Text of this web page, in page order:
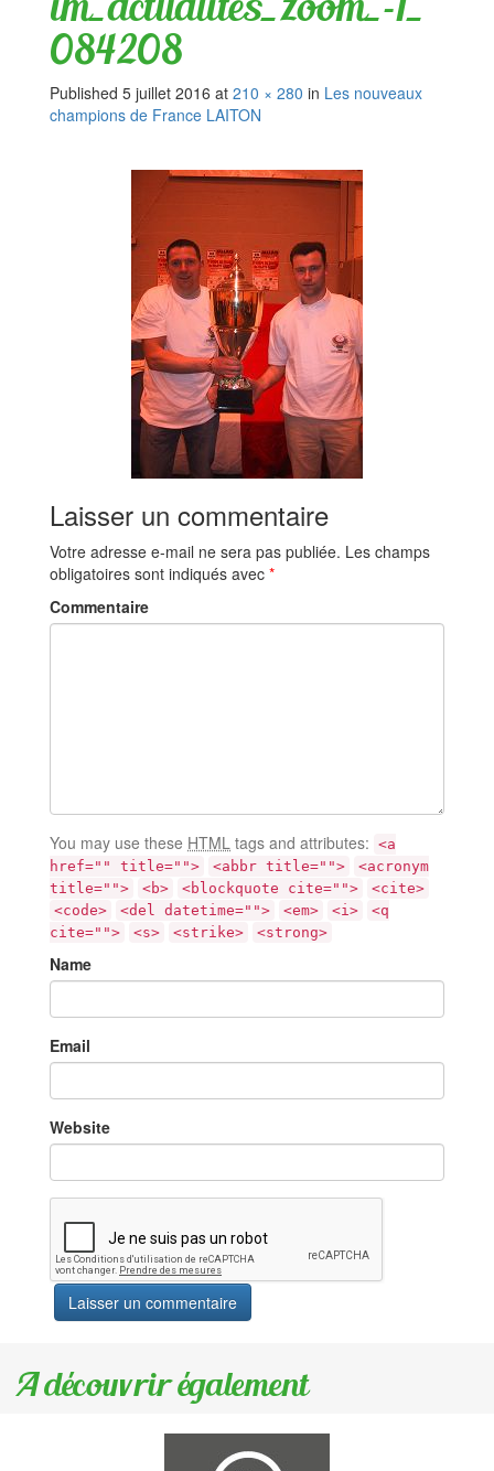
084208
Published 5 juillet 2016 at 210 × 280 in Les nouveaux
champions de France LAITON
Laisser un commentaire
Votre adresse e-mail ne sera pas publiée. Les champs
obligatoires sont indiqués avec *
Commentaire
You may use these HTML tags and attributes: <a
href="" title="">
<abbr title="">
<acronym
title="">
<b> <blockquote cite="">
<cite>
<code>
<del datetime=""> <em> <i>
<q
cite="">
<s> <strike> <strong>
Name
Email
Website
A découvrir également